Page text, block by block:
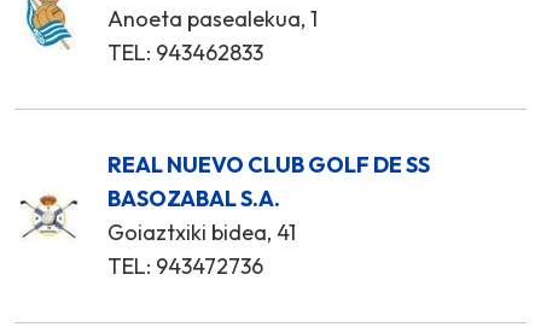
Anoeta pasealekua, 1
TEL: 943462833
REAL NUEVO CLUB GOLF DE SS
BASOZABAL S.A.
Goiaztxiki bidea, 41
TEL: 943472736